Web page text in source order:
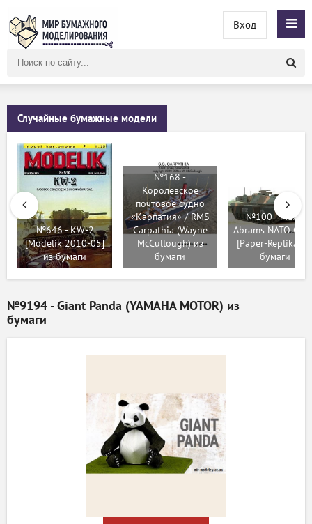
сайту
Вход
Случайные бумажные модели
№646 - KW-2
[Modelik 2010-05]
из бумаги
№168 -
Королевское
почтовое судно
«Карпатия» / RMS
Carpathia (Wayne
McCullough) из
бумаги
№100 - M1A1
Abrams NATO
[Paper-Replika]
бумаги
№9194 - Giant Panda (YAMAHA MOTOR) из
бумаги